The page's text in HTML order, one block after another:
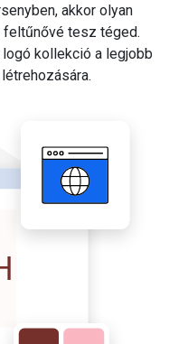
akkor olyan
feltűnővé tesz téged.
kollekció a legjobb